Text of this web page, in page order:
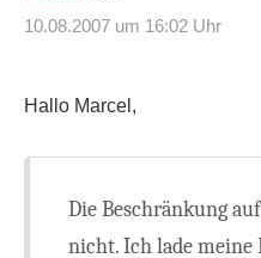
10.08.2007 um 16:02 Uhr
Hallo Marcel,
Die Beschränkung
nicht. Ich lade